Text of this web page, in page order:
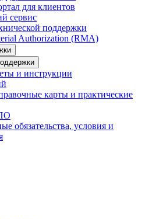
для клиентов
сервис
поддержки
Authorization (RMA)
и инструкции
карты и практические
обязательства, условия и